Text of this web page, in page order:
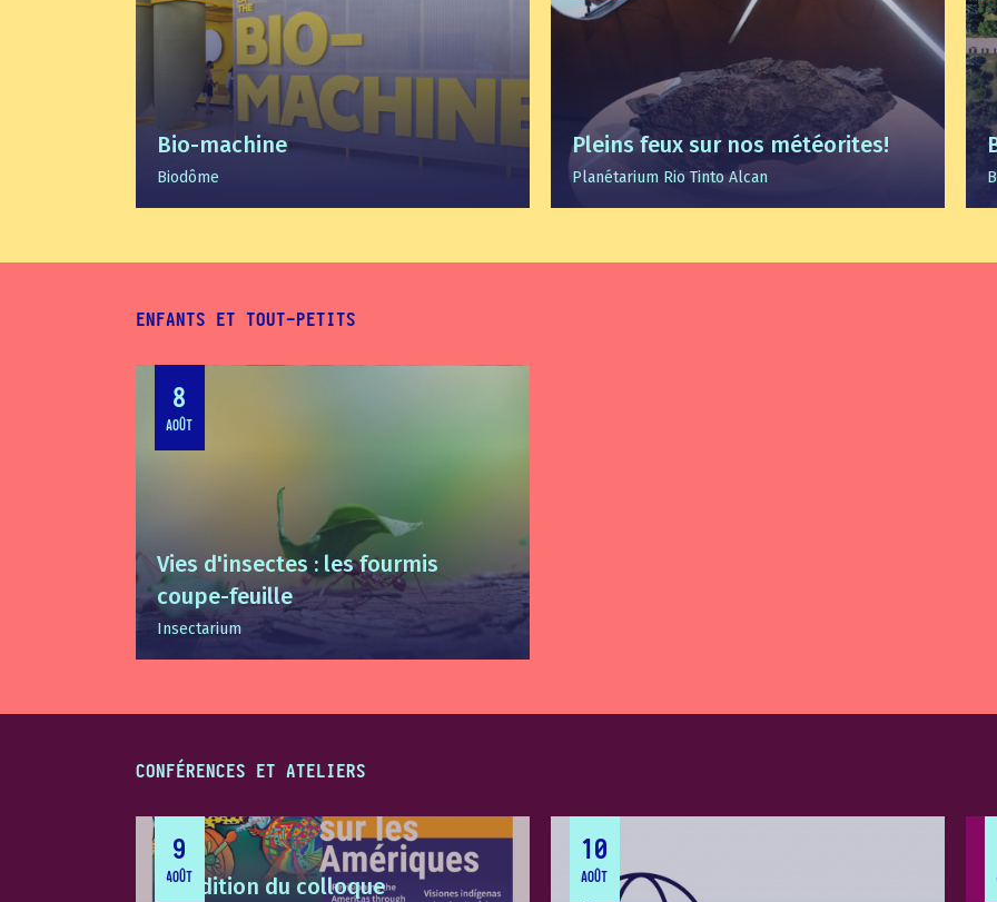
Bio-machine
Biodôme
Pleins feux sur nos météorites!
Planétarium Rio Tinto Alcan
ENFANTS ET TOUT-PETITS
8
AOÛT
Vies d'insectes : les fourmis
coupe-feuille
Insectarium
CONFÉRENCES ET ATELIERS
9
AOÛT
9e édition du colloque
10
AOÛT